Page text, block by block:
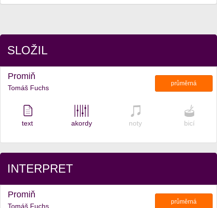
SLOŽIL
Promiň
Tomáš Fuchs
průměrná
text akordy noty bicí
INTERPRET
Promiň
Tomáš Fuchs
průměrná